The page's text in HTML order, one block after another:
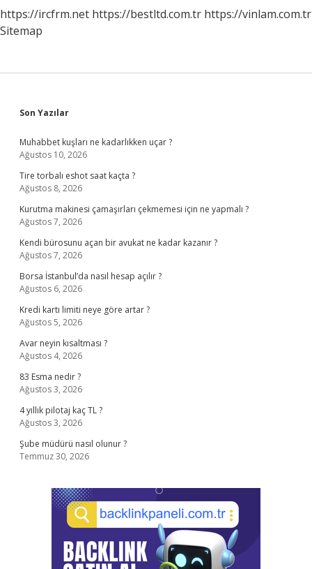
https://ircfrm.net https://bestltd.com.tr https://vinlam.com.tr
Sitemap
Sidebar
Son Yazılar
Muhabbet kuşları ne kadarlıkken uçar ?
Ağustos 10, 2026
Tire torbalı eshot saat kaçta ?
Ağustos 8, 2026
Kurutma makinesi çamaşırları çekmemesi için ne yapmalı ?
Ağustos 7, 2026
Kendi bürosunu açan bir avukat ne kadar kazanır ?
Ağustos 7, 2026
Borsa İstanbul’da nasıl hesap açılır ?
Ağustos 6, 2026
Kredi kartı limiti neye göre artar ?
Ağustos 5, 2026
Avar neyin kısaltması ?
Ağustos 4, 2026
83 Esma nedir ?
Ağustos 3, 2026
4 yıllık pilotaj kaç TL ?
Ağustos 3, 2026
Şube müdürü nasıl olunur ?
Temmuz 30, 2026